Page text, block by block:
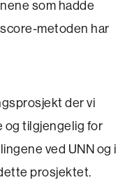
som hadde
metoden har
der vi
og tilgjengelig for
ved UNN og i
prosjektet.